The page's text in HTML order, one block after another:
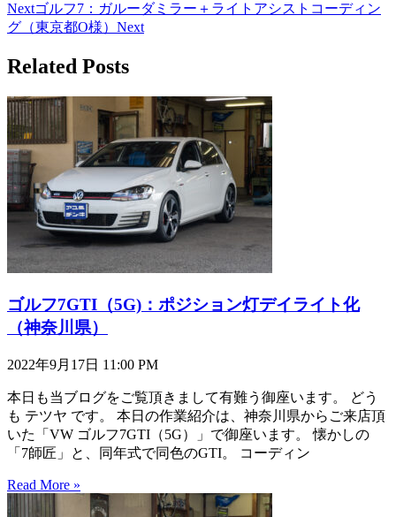
Nextゴルフ7：ガルーダミラー＋ライトアシストコーディン
グ（東京都O様） Next
Related Posts
ゴルフ7GTI（5G)：ポジション灯デイライト化
（神奈川県）
2022年9月17日 11:00 PM
本日も当ブログをご覧頂きまして有難う御座います。 どう
も テツヤ です。 本日の作業紹介は、神奈川県からご来店頂
いた「VW ゴルフ7GTI（5G）」で御座います。 懐かしの
「7師匠」と、同年式で同色のGTI。 コーディン
Read More »